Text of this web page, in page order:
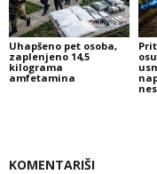
Uhapšeno pet osoba,
zaplenjeno 14,5
kilograma
amfetamina
KOMENTARIŠI